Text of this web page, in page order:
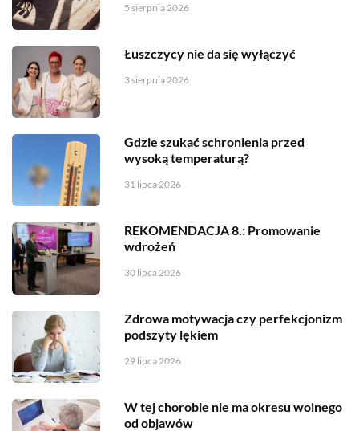
5 sierpnia 2026
Łuszczycy nie da się wyłączyć
3 sierpnia 2026
Gdzie szukać schronienia przed
wysoką temperaturą?
31 lipca 2026
REKOMENDACJA 8.: Promowanie
wdrożeń
30 lipca 2026
Zdrowa motywacja czy perfekcjonizm
podszyty lękiem
29 lipca 2026
W tej chorobie nie ma okresu wolnego
od objawów